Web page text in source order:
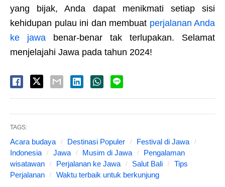
yang bijak, Anda dapat menikmati setiap sisi
kehidupan pulau ini dan membuat perjalanan Anda
ke jawa benar-benar tak terlupakan. Selamat
menjelajahi Jawa pada tahun 2024!
TAGS:
Acara budaya Destinasi Populer
Festival di Jawa
Indonesia
Jawa Musim di Jawa
Pengalaman
wisatawan
Perjalanan ke Jawa Salut Bali
Tips
Perjalanan
Waktu terbaik untuk berkunjung